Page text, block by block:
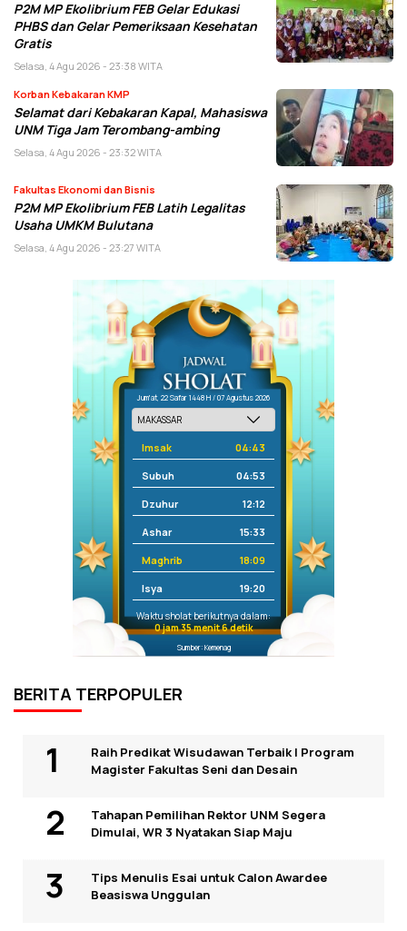
P2M MP Ekolibrium FEB Gelar Edukasi
PHBS dan Gelar Pemeriksaan Kesehatan
Gratis
Selasa, 4 Agu 2026 - 23:38 WITA
Korban Kebakaran KMP
Selamat dari Kebakaran Kapal, Mahasiswa
UNM Tiga Jam Terombang-ambing
Selasa, 4 Agu 2026 - 23:32 WITA
Fakultas Ekonomi dan Bisnis
P2M MP Ekolibrium FEB Latih Legalitas
Usaha UMKM Bulutana
Selasa, 4 Agu 2026 - 23:27 WITA
Jum'at, 22 Safar 1448 H / 07 Agustus 2026
Imsak 04:43
Subuh 04:53
Dzuhur 12:12
Ashar 15:33
Maghrib 18:09
Isya 19:20
Waktu sholat berikutnya dalam:
0 jam 35 menit 6 detik
Sumber: Kemenag
BERITA TERPOPULER
Raih Predikat Wisudawan Terbaik I Program
Magister Fakultas Seni dan Desain
Tahapan Pemilihan Rektor UNM Segera
Dimulai, WR 3 Nyatakan Siap Maju
Tips Menulis Esai untuk Calon Awardee
Beasiswa Unggulan